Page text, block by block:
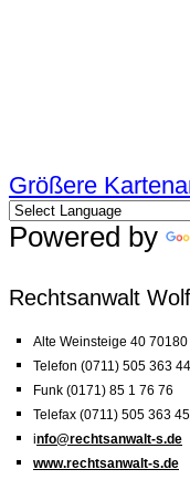
Größere
Powered by
Rechtsanwalt
Alte Weinsteige 40 70180
Telefon (0711) 505 363 44
Funk (0171) 85 1 76 76
Telefax (0711) 505 363 45
info@rechtsanwalt-s.de
www.rechtsanwalt-s.de